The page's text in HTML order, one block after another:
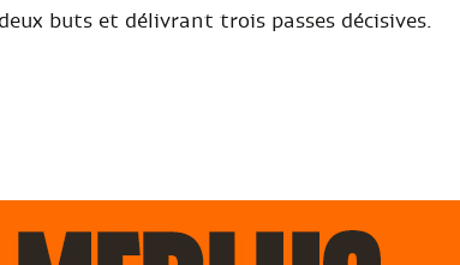
buts et délivrant trois passes décisives.